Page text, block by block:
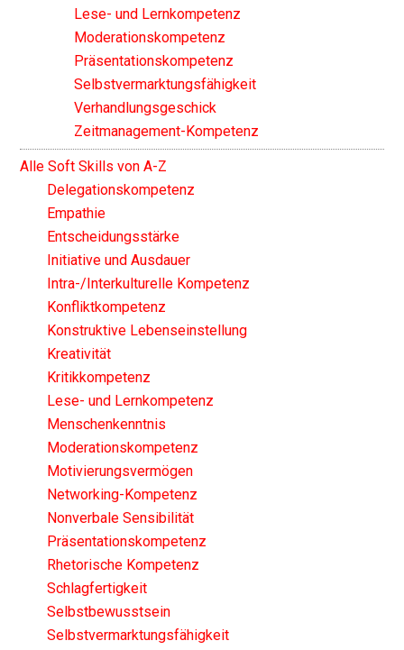
Lese- und Lernkompetenz
Moderationskompetenz
Präsentationskompetenz
Selbstvermarktungsfähigkeit
Verhandlungsgeschick
Zeitmanagement-Kompetenz
Alle Soft Skills von A-Z
Delegationskompetenz
Empathie
Entscheidungsstärke
Initiative und Ausdauer
Intra-/Interkulturelle Kompetenz
Konfliktkompetenz
Konstruktive Lebenseinstellung
Kreativität
Kritikkompetenz
Lese- und Lernkompetenz
Menschenkenntnis
Moderationskompetenz
Motivierungsvermögen
Networking-Kompetenz
Nonverbale Sensibilität
Präsentationskompetenz
Rhetorische Kompetenz
Schlagfertigkeit
Selbstbewusstsein
Selbstvermarktungsfähigkeit